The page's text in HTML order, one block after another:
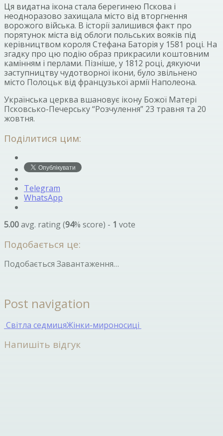
Ця видатна ікона стала берегинею Пскова і
неодноразово захищала місто від вторгнення
ворожого війська. В історії залишився факт про
порятунок міста від облоги польських вояків під
керівництвом короля Стефана Баторія у 1581 році. На
згадку про цю подію образ прикрасили коштовним
камінням і перлами. Пізніше, у 1812 році, дякуючи
заступництву чудотворної ікони, було звільнено
місто Полоцьк від французької армії Наполеона.
Українська церква вшановує ікону Божої Матері
Псковсько-Печерську “Розчулення” 23 травня та 20
жовтня.
Поділитися цим:
Telegram
WhatsApp
5.00avg. rating (94% score) - 1 vote
Подобається це:
Подобається Завантаження…
Post navigation
Світла седмицяЖінки-мироносиці
Напишіть відгук